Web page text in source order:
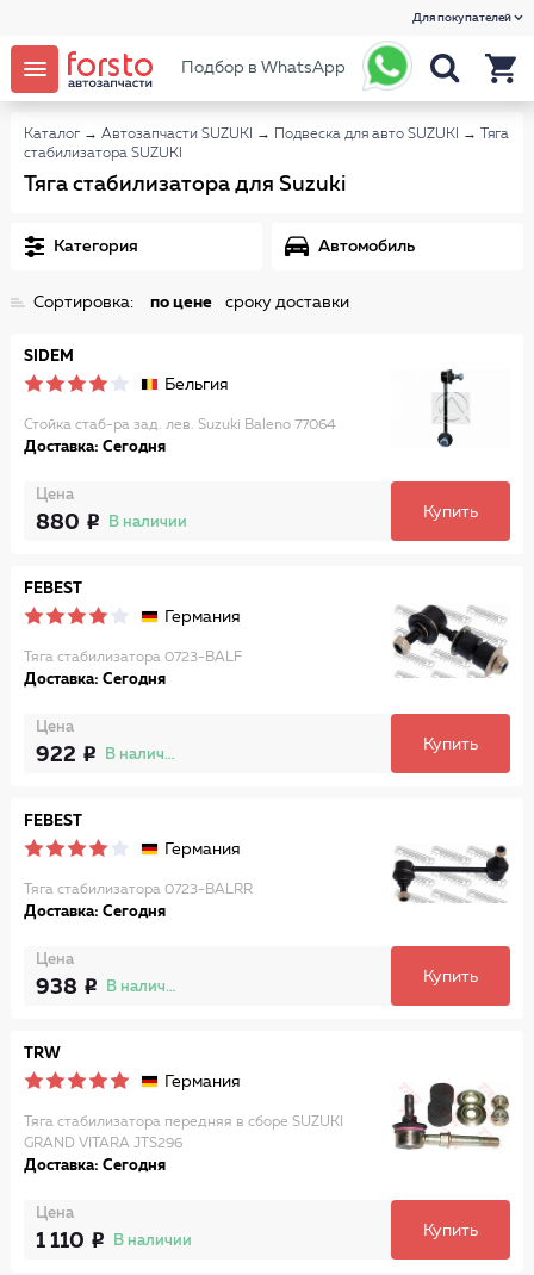
Для покупателей
Подбор в WhatsApp
Каталог → Автозапчасти SUZUKI → Подвеска для авто SUZUKI →
Тяга
стабилизатора SUZUKI
Тяга стабилизатора для Suzuki
Категория Автомобиль
Сортировка: по цене сроку доставки
SIDEM
Бельгия
Стойка стаб-ра зад. лев. Suzuki Baleno 77064
Доставка: Сегодня
Цена
880 В наличии
Купить
FEBEST
Германия
Тяга стабилизатора 0723-BALF
Доставка: Сегодня
Цена
922 В наличии
Купить
FEBEST
Германия
Тяга стабилизатора 0723-BALRR
Доставка: Сегодня
Цена
938 В наличии
Купить
TRW
Германия
Тяга стабилизатора передняя в сборе SUZUKI
GRAND VITARA JTS296
Доставка: Сегодня
Цена
1 110 В наличии
Купить